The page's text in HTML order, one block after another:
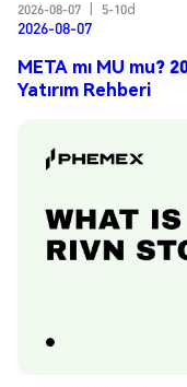
2026-08-07
5-10d
2026-08-07
META mı MU mu?
Yatırım Rehberi